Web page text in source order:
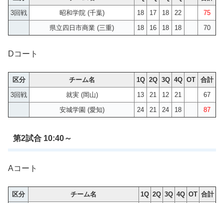
3回戦
昭和学院 (千葉) 18 17 18 22
75
県立四日市商業 (三重)
18 16 18 18 70
Dコート
区分 チーム名 1Q 2Q 3Q 4Q OT
合計
3回戦
就実 (岡山) 13 21 12 21
67
安城学園 (愛知)
24 21 24 18 87
第2試合 10:40～
Aコート
区分 チーム名 1Q 2Q 3Q 4Q OT 合計